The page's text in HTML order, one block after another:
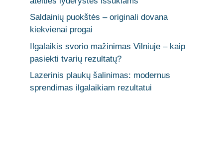
Saldainių puokštės – originali dovana
kiekvienai progai
Ilgalaikis svorio mažinimas Vilniuje – kaip
pasiekti tvarių rezultatų?
Lazerinis plaukų šalinimas: modernus
sprendimas ilgalaikiam rezultatui